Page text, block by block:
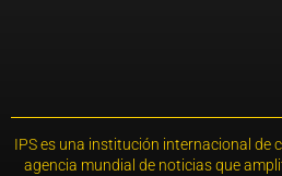
IPS es una institución internacional de
agencia mundial de noticias que